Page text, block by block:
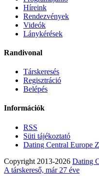
Híreink
Rendezvények
Videók
Lánykérések
Randivonal
Társkeresés
Regisztráció
Belépés
Információk
RSS
Süti tájékoztató
Dating Central Europe
Copyright 2013-2026 Dating
A társkereső, már 27 éve